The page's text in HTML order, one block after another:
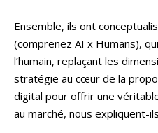
Ensemble, ils ont
(comprenez AI x Humans),
l’humain, replaçant les
stratégie au cœur de la
digital pour offrir une
au marché, nous expliquent-